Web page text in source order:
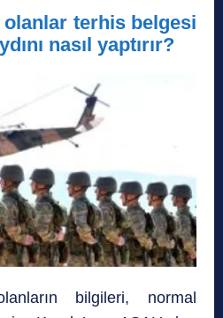
terhis belgesi
nasıl yaptırır?
bilgileri, normal